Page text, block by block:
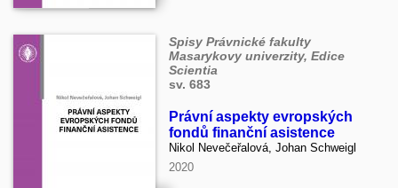
Spisy Právnické fakulty
Masarykovy univerzity, Edice
Scientia
sv. 683
Právní aspekty evropských
fondů finanční asistence
Nikol Nevečeřalová, Johan Schweigl
2020